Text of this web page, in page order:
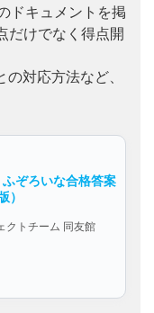
ドキュメントを掲
だけでなく得点開
対応方法など、
ぞろいな合格答案
）
クトチーム 同友館